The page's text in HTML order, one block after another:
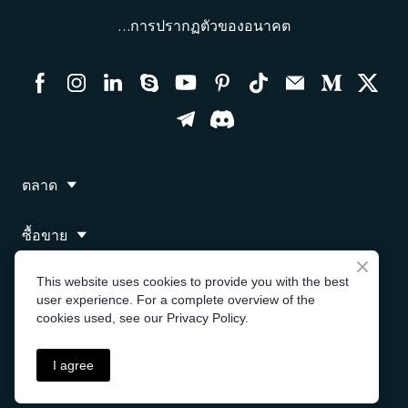
ไบนารีที่มีให้เลือกใช้งาน ประเภทและรูปแบบเฉพาะอาจ
ขาย
พิจารณาสถานการณ์ทางการเงินก่อนที่จะซื้อขายไบนารี่
คาดการณ์ทิศทางของตลาดที่ผันผวนได้อย่างแม่นยำ พวก
ขึ้น
3. ความเสี่ยงที่เพิ่มขึ้น: ความผันผวนยังมาพร้อมกับความ
เสี่ยงที่เพิ่มขึ้นอีกด้วย ในตลาดที่มีความผันผวนสูง การ
ทำให้การคาดการณ์ทิศทางอย่างแม่นยำมีความท้าทาย
และการสูญเสียที่อาจเกิดขึ้นได้มากขึ้น
4. ความไม่มั่นคงของตลาด: ความผันผวนที่มากเกินไปอาจ
บ่งบอกถึงความไม่มั่นคงและความไม่แน่นอนของตลาด
การแกว่งตัวของราคาอย่างกะทันหันและรุนแรงอาจทำให้
เชื่อมั่นของตลาดสามารถเปลี่ยนแปลงได้อย่างรวดเร็ว เป็น
สิ่งสำคัญสำหรับเทรดเดอร์ที่จะติดตามข่าวสารของตลาด
ทั้งหมดเท่านั้น หากคุณมีการยอมรับความเสี่ยงต่ำและ
2. ประสบการณ์การซื้อขาย: การซื้อขายไบนารี่ออปชั่น
จำเป็นต้องมีความเข้าใจที่ดีเกี่ยวกับตลาดการเงิน กลยุทธ์
ต่อการซื้อขายหรือมีประสบการณ์ที่จำกัด การได้รับความรู้
และบัญชีฝึกฝนก่อนที่จะเข้าสู่การซื้อขายจริงอาจเป็น
ประโยชน์
3. เป้าหมายทางการเงิน: พิจารณาเป้าหมายทางการเงินของ
คุณและดูว่าการซื้อขายไบนารี่ออปชั่นสอดคล้องกับเป้า
การลงทุนระยะยาวหรือรายได้เชิงรับ ทางเลือกการลงทุ
นอื่นๆ เช่น หุ้น พันธบัตร หรือกองทุนรวมอาจมีความเหมาะ
…การปรากฏตัวของอนาคต
ตลาด
ซื้อขาย
แพลตฟอร์ม
This website uses cookies to provide you with the best
user experience. For a complete overview of the
cookies used, see our Privacy Policy.
I agree